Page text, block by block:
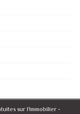
sur l'immobilier -